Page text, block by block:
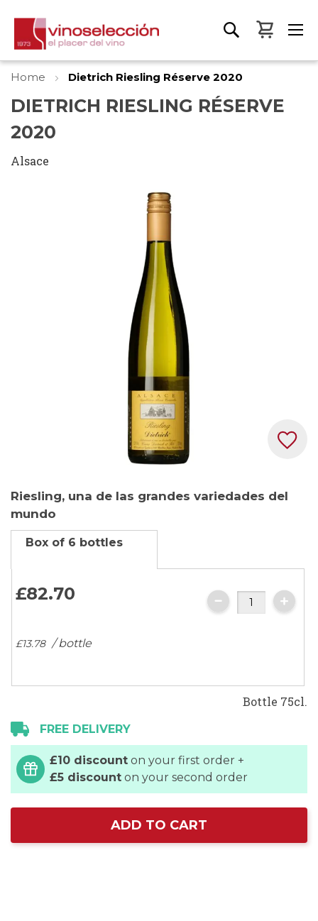
My
Home Dietrich Riesling Réserve 2020
DIETRICH RIESLING RÉSERVE
2020
Alsace
to
the
beginning
the
images
gallery
Riesling, una de las grandes variedades del
mundo
Box of 6 bottles
£82.70
£13.78 / bottle
Bottle 75cl.
FREE DELIVERY
£10 discount on your first order +
£5 discount on your second order
ADD TO CART